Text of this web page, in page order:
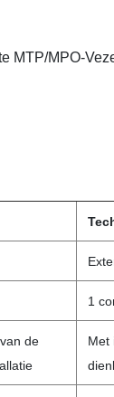
1
de
Met